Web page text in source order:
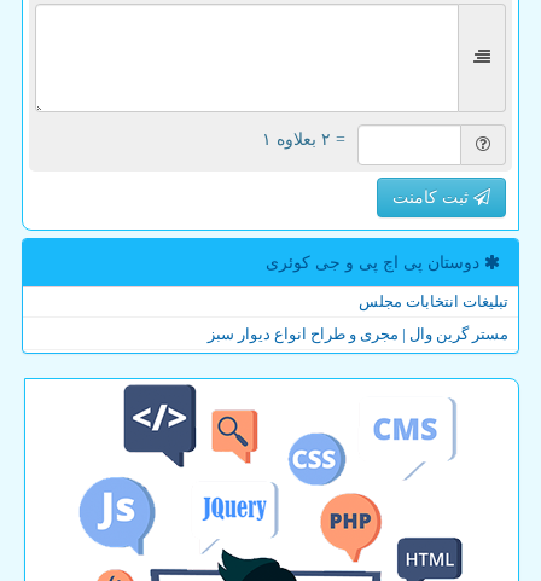
= ۲ بعلاوه ۱
ثبت کامنت
دوستان پی اچ پی و جی كوئری
تبلیغات انتخابات مجلس
مستر گرین وال | مجری و طراح انواع دیوار سبز